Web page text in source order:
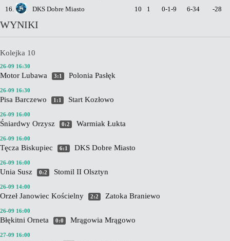
16.
DKS Dobre Miasto 10 1 0-1-9 6-34 -28
WYNIKI
Kolejka 10
26-09 16:30
Motor Lubawa 3:1 Polonia Pasłęk
26-09 16:30
Pisa Barczewo 1:1 Start Kozłowo
26-09 16:00
Śniardwy Orzysz 0:2 Warmiak Łukta
26-09 16:00
Tęcza Biskupiec 6:1 DKS Dobre Miasto
26-09 16:00
Unia Susz 0:2 Stomil II Olsztyn
26-09 14:00
Orzeł Janowiec Kościelny 2:2 Zatoka Braniewo
26-09 16:00
Błękitni Orneta 0:0 Mrągowia Mrągowo
27-09 16:00